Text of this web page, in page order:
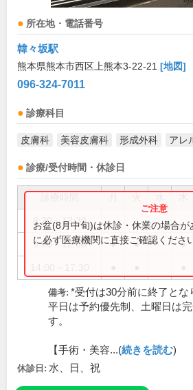
所在地・電話番号
韓々坂駅
熊本県熊本市西区上熊本3-22-21 [地図]
096-324-7011
診療科目
皮膚科 美容皮膚科 形成外科 アレ
診療/受付時間・休診日
8:30～13:30
9:00～12:00 ● ● ●
お盆(8月中旬)は休診・休業の場合
に必ず医療機関に直接ご確認くださ
備考: *受付は30分前に終了とな
平日は予約優先制、土曜日は
す。
【手術・美容...(続きを読む)
休診日: 水、日、祝